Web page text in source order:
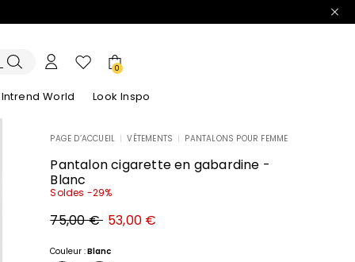
0
Intrend World Look Inspo
Découvrez nos RobesDécouvrez nos Sandales
PAGE D’ACCUEIL VÊTEMENTS PANTALONS POUR FEMME
Pantalon cigarette en gabardine -
Blanc
Soldes -29%
Prix
original
€
75,00 € Nouveau
prix
€
53,00 €
Couleur :Blanc